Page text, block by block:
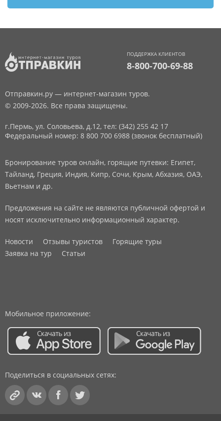
ПОДДЕРЖКА КЛИЕНТОВ
8-800-700-69-88
Отправкин.ру — интернет-магазин туров.
© 2009-2026. Все права защищены.
г.Пермь, ул. Соловьева, д.12, тел: (342) 255 42 17
Федеральный номер: 8 800 700 6988 (звонок бесплатный)
Бронирование туров онлайн, горящие путевки: Египет,
Тайланд, Греция, Индия, Кипр, Сочи, Крым, Абхазия, ОАЭ,
Вьетнам и др.
Предложения на сайте не являются публичной офертой и
носят исключительно информационный характер.
Новости Отзывы туристов
Горящие туры
Заявка на тур
Статьи
Мобильное приложение:
Поделиться в социальных сетях: